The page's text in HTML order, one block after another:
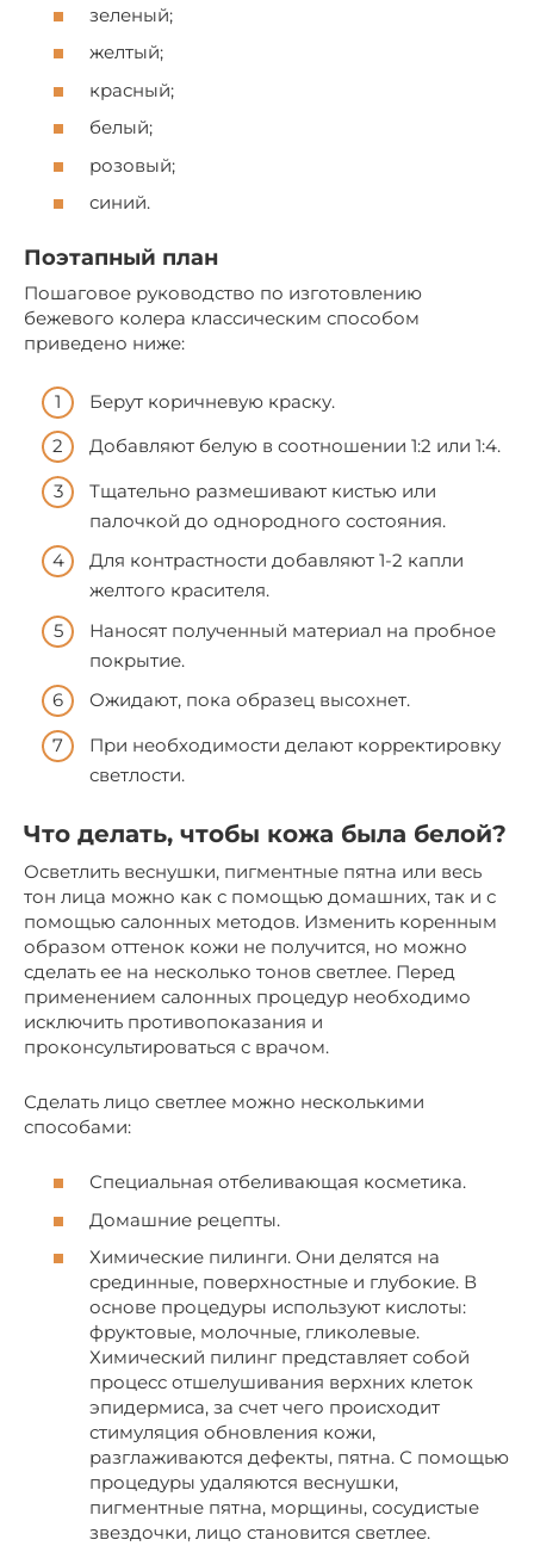
зеленый;
желтый;
красный;
белый;
розовый;
синий.
Поэтапный план
Пошаговое руководство по изготовлению
бежевого колера классическим способом
приведено ниже:
Берут коричневую краску.
Добавляют белую в соотношении 1:2 или 1:4.
Тщательно размешивают кистью или
палочкой до однородного состояния.
Для контрастности добавляют 1-2 капли
желтого красителя.
Наносят полученный материал на пробное
покрытие.
Ожидают, пока образец высохнет.
При необходимости делают корректировку
светлости.
Что делать, чтобы кожа была белой?
Осветлить веснушки, пигментные пятна или весь
тон лица можно как с помощью домашних, так и с
помощью салонных методов. Изменить коренным
образом оттенок кожи не получится, но можно
сделать ее на несколько тонов светлее. Перед
применением салонных процедур необходимо
исключить противопоказания и
проконсультироваться с врачом.
Сделать лицо светлее можно несколькими
способами:
Специальная отбеливающая косметика.
Домашние рецепты.
Химические пилинги. Они делятся на
срединные, поверхностные и глубокие. В
основе процедуры используют кислоты:
фруктовые, молочные, гликолевые.
Химический пилинг представляет собой
процесс отшелушивания верхних клеток
эпидермиса, за счет чего происходит
стимуляция обновления кожи,
разглаживаются дефекты, пятна. С помощью
процедуры удаляются веснушки,
пигментные пятна, морщины, сосудистые
звездочки, лицо становится светлее.